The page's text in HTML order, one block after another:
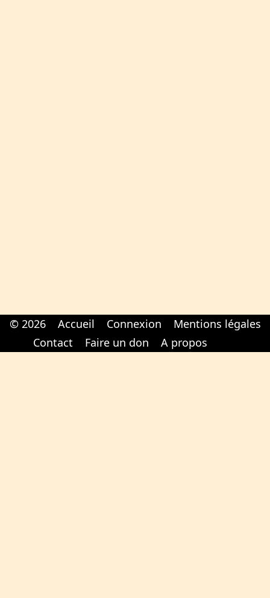
© 2026 Accueil Connexion
Mentions légales
Contact
Faire un don A propos